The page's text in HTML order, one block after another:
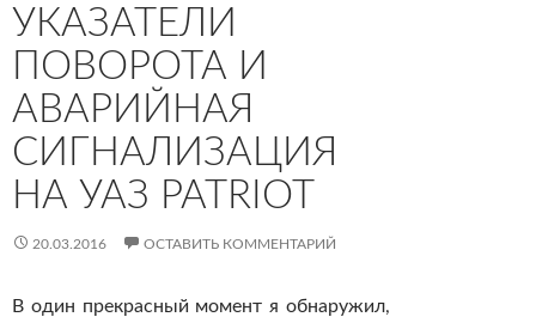
УКАЗАТЕЛИ
ПОВОРОТА И
АВАРИЙНАЯ
СИГНАЛИЗАЦИЯ
НА УАЗ PATRIOT
20.03.2016 ОСТАВИТЬ КОММЕНТАРИЙ
В один прекрасный момент я обнаружил,